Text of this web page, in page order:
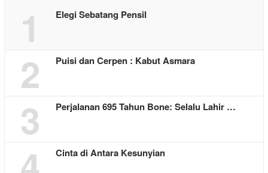
1 Elegi Sebatang Pensil
2 Puisi dan Cerpen : Kabut Asmara
3 Perjalanan 695 Tahun Bone: Selalu Lahir …
Cinta di Antara Kesunyian